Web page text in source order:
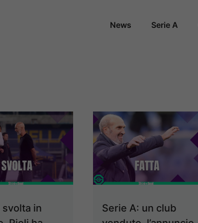
News Serie A
svolta in
Serie A: un club